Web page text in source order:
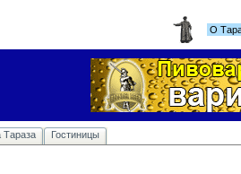
О
Тараза Гостиницы